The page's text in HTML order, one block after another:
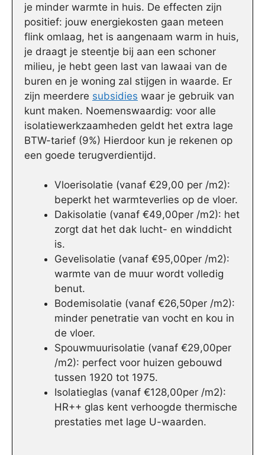
je minder warmte in huis. De effecten zijn
positief: jouw energiekosten gaan meteen
flink omlaag, het is aangenaam warm in huis,
je draagt je steentje bij aan een schoner
milieu, je hebt geen last van lawaai van de
buren en je woning zal stijgen in waarde. Er
zijn meerdere subsidies waar je gebruik van
kunt maken. Noemenswaardig: voor alle
isolatiewerkzaamheden geldt het extra lage
BTW-tarief (9%) Hierdoor kun je rekenen op
een goede terugverdientijd.
Vloerisolatie (vanaf €29,00 per /m2):
beperkt het warmteverlies op de vloer.
Dakisolatie (vanaf €49,00per /m2): het
zorgt dat het dak lucht- en winddicht
is.
Gevelisolatie (vanaf €95,00per /m2):
warmte van de muur wordt volledig
benut.
Bodemisolatie (vanaf €26,50per /m2):
minder penetratie van vocht en kou in
de vloer.
Spouwmuurisolatie (vanaf €29,00per
/m2): perfect voor huizen gebouwd
tussen 1920 tot 1975.
Isolatieglas (vanaf €128,00per /m2):
HR++ glas kent verhoogde thermische
prestaties met lage U-waarden.